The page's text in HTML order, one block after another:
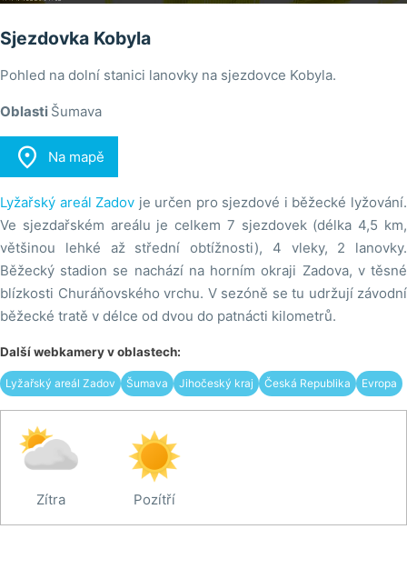
Sjezdovka Kobyla
Pohled na dolní stanici lanovky na sjezdovce Kobyla.
Oblasti Šumava
 Na mapě
Lyžařský areál Zadov je určen pro sjezdové i běžecké lyžování.
Ve sjezdařském areálu je celkem 7 sjezdovek (délka 4,5 km,
většinou lehké až střední obtížnosti), 4 vleky, 2 lanovky.
Běžecký stadion se nachází na horním okraji Zadova, v těsné
blízkosti Churáňovského vrchu. V sezóně se tu udržují závodní
běžecké tratě v délce od dvou do patnácti kilometrů.
Další webkamery v oblastech:
Lyžařský areál Zadov Šumava Jihočeský kraj Česká Republika Evropa
Zítra Pozítří